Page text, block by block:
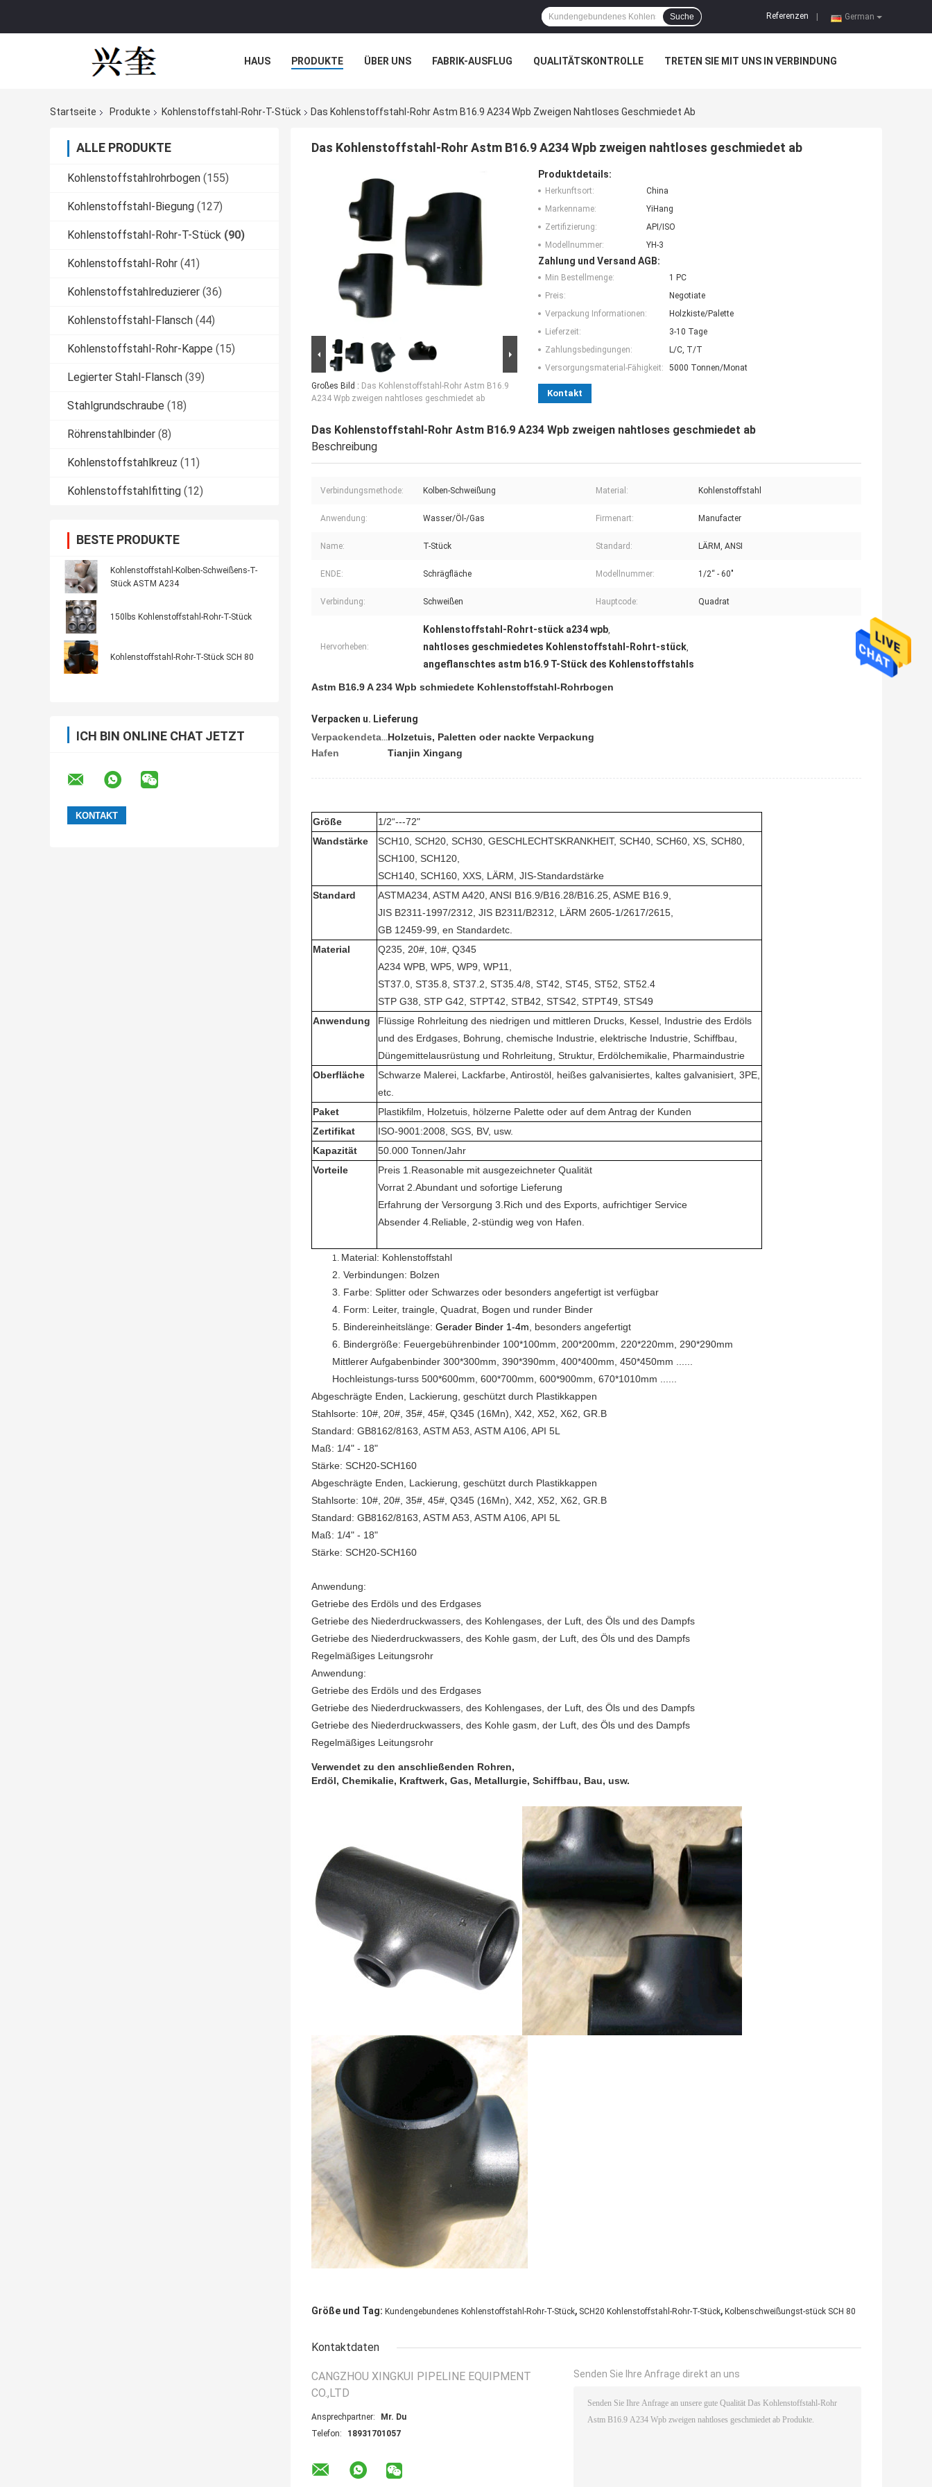
German
Referenzen
Suche
HAUS PRODUKTE ÜBER UNS FABRIK-AUSFLUG QUALITÄTSKONTROLLE TRETEN SIE MIT UNS IN VERBINDUNG
Startseite
Produkte Kohlenstoffstahl-Rohr-T-Stück Das Kohlenstoffstahl-Rohr Astm B16.9 A234 Wpb Zweigen Nahtloses Geschmiedet Ab
ALLE PRODUKTE
Kohlenstoffstahlrohrbogen (155)
Kohlenstoffstahl-Biegung (127)
Kohlenstoffstahl-Rohr-T-Stück (90)
Kohlenstoffstahl-Rohr (41)
Kohlenstoffstahlreduzierer (36)
Kohlenstoffstahl-Flansch (44)
Kohlenstoffstahl-Rohr-Kappe (15)
Legierter Stahl-Flansch (39)
Stahlgrundschraube (18)
Röhrenstahlbinder (8)
Kohlenstoffstahlkreuz (11)
Kohlenstoffstahlfitting (12)
BESTE PRODUKTE
Kohlenstoffstahl-Kolben-Schweißens-T-
Stück ASTM A234
150lbs Kohlenstoffstahl-Rohr-T-Stück
Kohlenstoffstahl-Rohr-T-Stück SCH 80
ICH BIN ONLINE CHAT JETZT
Das Kohlenstoffstahl-Rohr Astm B16.9 A234 Wpb zweigen nahtloses geschmiedet ab
Großes Bild : Das Kohlenstoffstahl-Rohr Astm B16.9
A234 Wpb zweigen nahtloses geschmiedet ab
Produktdetails:
Herkunftsort:
China
Markenname:
YiHang
Zertifizierung:
API/ISO
Modellnummer:
YH-3
Zahlung und Versand AGB:
Min Bestellmenge:
1 PC
Preis:
Negotiate
Verpackung Informationen:
Holzkiste/Palette
Lieferzeit:
3-10 Tage
Zahlungsbedingungen:
L/C, T/T
Versorgungsmaterial-Fähigkeit:
5000 Tonnen/Monat
Kontakt
Das Kohlenstoffstahl-Rohr Astm B16.9 A234 Wpb zweigen nahtloses geschmiedet ab
Beschreibung
Verbindungsmethode: Kolben-Schweißung Material: Kohlenstoffstahl
Anwendung: Wasser/Öl-/Gas Firmenart: Manufacter
Name: T-Stück Standard: LÄRM, ANSI
ENDE: Schrägfläche Modellnummer: 1/2“ - 60"
Verbindung: Schweißen Hauptcode: Quadrat
Hervorheben:
Kohlenstoffstahl-Rohrt-stück a234 wpb,
nahtloses geschmiedetes Kohlenstoffstahl-Rohrt-stück,
angeflanschtes astm b16.9 T-Stück des Kohlenstoffstahls
Astm B16.9 A 234 Wpb schmiedete Kohlenstoffstahl-Rohrbogen
Verpacken u. Lieferung
VerpackendetailsHolzetuis, Paletten oder nackte Verpackung
Hafen
Tianjin Xingang
Größe
1/2“---72"
Wandstärke
SCH10, SCH20, SCH30, GESCHLECHTSKRANKHEIT, SCH40, SCH60, XS, SCH80,
SCH100, SCH120,
SCH140, SCH160, XXS, LÄRM, JIS-Standardstärke
Standard
ASTMA234, ASTM A420, ANSI B16.9/B16.28/B16.25, ASME B16.9,
JIS B2311-1997/2312, JIS B2311/B2312, LÄRM 2605-1/2617/2615,
GB 12459-99, en Standardetc.
Material
Q235, 20#, 10#, Q345
A234 WPB, WP5, WP9, WP11,
ST37.0, ST35.8, ST37.2, ST35.4/8, ST42, ST45, ST52, ST52.4
STP G38, STP G42, STPT42, STB42, STS42, STPT49, STS49
Anwendung
Flüssige Rohrleitung des niedrigen und mittleren Drucks, Kessel, Industrie des Erdöls
und des Erdgases, Bohrung, chemische Industrie, elektrische Industrie, Schiffbau,
Düngemittelausrüstung und Rohrleitung, Struktur, Erdölchemikalie, Pharmaindustrie
Oberfläche
Schwarze Malerei, Lackfarbe, Antirostöl, heißes galvanisiertes, kaltes galvanisiert, 3PE,
etc.
Paket
Plastikfilm, Holzetuis, hölzerne Palette oder auf dem Antrag der Kunden
Zertifikat
ISO-9001:2008, SGS, BV, usw.
Kapazität
50.000 Tonnen/Jahr
Vorteile
Preis 1.Reasonable mit ausgezeichneter Qualität
Vorrat 2.Abundant und sofortige Lieferung
Erfahrung der Versorgung 3.Rich und des Exports, aufrichtiger Service
Absender 4.Reliable, 2-stündig weg von Hafen.
1. Material: Kohlenstoffstahl
2. Verbindungen: Bolzen
3. Farbe: Splitter oder Schwarzes oder besonders angefertigt ist verfügbar
4. Form: Leiter, traingle, Quadrat, Bogen und runder Binder
5. Bindereinheitslänge: Gerader Binder 1-4m, besonders angefertigt
6. Bindergröße: Feuergebührenbinder 100*100mm, 200*200mm, 220*220mm, 290*290mm
Mittlerer Aufgabenbinder 300*300mm, 390*390mm, 400*400mm, 450*450mm ......
Hochleistungs-turss 500*600mm, 600*700mm, 600*900mm, 670*1010mm ......
Abgeschrägte Enden, Lackierung, geschützt durch Plastikkappen
Stahlsorte: 10#, 20#, 35#, 45#, Q345 (16Mn), X42, X52, X62, GR.B
Standard: GB8162/8163, ASTM A53, ASTM A106, API 5L
Maß: 1/4" - 18"
Stärke: SCH20-SCH160
Abgeschrägte Enden, Lackierung, geschützt durch Plastikkappen
Stahlsorte: 10#, 20#, 35#, 45#, Q345 (16Mn), X42, X52, X62, GR.B
Standard: GB8162/8163, ASTM A53, ASTM A106, API 5L
Maß: 1/4" - 18"
Stärke: SCH20-SCH160
Anwendung:
Getriebe des Erdöls und des Erdgases
Getriebe des Niederdruckwassers, des Kohlengases, der Luft, des Öls und des Dampfs
Getriebe des Niederdruckwassers, des Kohle gasm, der Luft, des Öls und des Dampfs
Regelmäßiges Leitungsrohr
Anwendung:
Getriebe des Erdöls und des Erdgases
Getriebe des Niederdruckwassers, des Kohlengases, der Luft, des Öls und des Dampfs
Getriebe des Niederdruckwassers, des Kohle gasm, der Luft, des Öls und des Dampfs
Regelmäßiges Leitungsrohr
Verwendet zu den anschließenden Rohren,
Erdöl, Chemikalie, Kraftwerk, Gas, Metallurgie, Schiffbau, Bau, usw.
Größe und Tag: Kundengebundenes Kohlenstoffstahl-Rohr-T-Stück, SCH20 Kohlenstoffstahl-Rohr-T-Stück, Kolbenschweißungst-stück SCH 80
Kontaktdaten
CANGZHOU XINGKUI PIPELINE EQUIPMENT
CO.,LTD
Ansprechpartner:
Mr. Du
Telefon:
18931701057
Senden Sie Ihre Anfrage direkt an uns